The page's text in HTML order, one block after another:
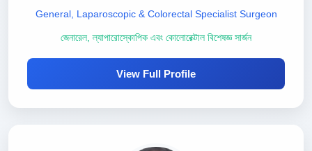
General, Laparoscopic & Colorectal Specialist Surgeon
জেনারেল, ল্যাপারোস্কোপিক এবং কোলোরেক্টাল বিশেষজ্ঞ সার্জন
View Full Profile